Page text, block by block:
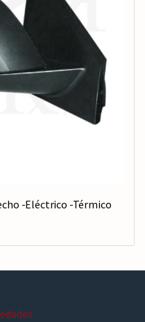
-Eléctrico -Térmico